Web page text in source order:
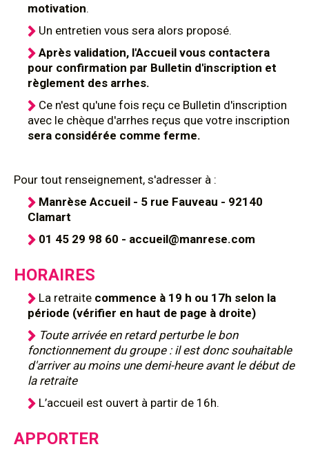
motivation.
Un entretien vous sera alors proposé.
Après validation, l'Accueil vous contactera
pour confirmation par Bulletin d'inscription et
règlement des arrhes.
Ce n'est qu'une fois reçu ce Bulletin d'inscription
avec le chèque d'arrhes reçus que votre inscription
sera considérée comme ferme.
Pour tout renseignement, s'adresser à :
Manrèse Accueil - 5 rue Fauveau - 92140
Clamart
01 45 29 98 60 - accueil@manrese.com
HORAIRES
La retraite commence à 19 h ou 17h selon la
période (vérifier en haut de page à droite)
Toute arrivée en retard perturbe le bon
fonctionnement du groupe : il est donc souhaitable
d'arriver au moins une demi-heure avant le début de
la retraite
L’accueil est ouvert à partir de 16h.
APPORTER